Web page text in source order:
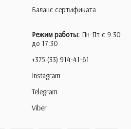
Баланс сертификата
Режим работы: Пн-Пт с 9:30
до 17:30
+375 (33) 914-41-61
Instagram
Telegram
Viber